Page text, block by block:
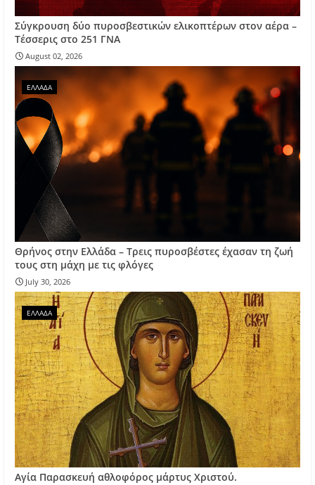
Σύγκρουση δύο πυροσβεστικών ελικοπτέρων στον αέρα –
Τέσσερις στο 251 ΓΝΑ
August 02, 2026
ΕΛΛΑΔΑ
Θρήνος στην Ελλάδα – Τρεις πυροσβέστες έχασαν τη ζωή
τους στη μάχη με τις φλόγες
July 30, 2026
ΕΛΛΑΔΑ
Αγία Παρασκευή αθλοφόρος μάρτυς Χριστού.